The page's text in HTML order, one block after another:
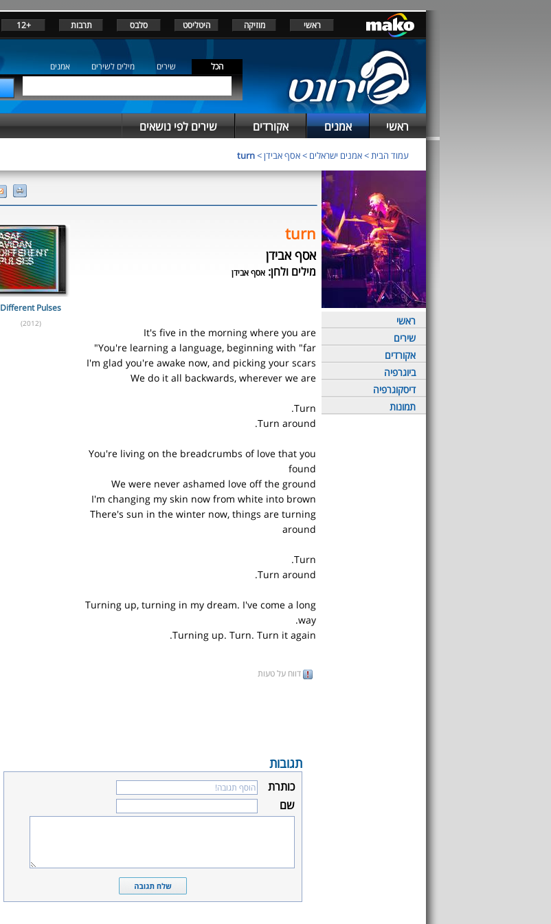
ראשי מוזיקה היטליסט סלבס תרבות +12
הכל שירים מילים לשירים אמנים
ראשי אמנים אקורדים שירים לפי נושאים
עמוד הבית>אמנים ישראלים >אסף אבידן>
turn
ראשי
שירים
אקורדים
ביוגרפיה
דיסקוגרפיה
תמונות
turn
אסף אבידן
מילים ולחן: אסף אבידן
It's five in the morning where you are
You're learning a language, beginning with "far"
I'm glad you're awake now, and picking your scars
We do it all backwards, wherever we are
Turn.
Turn around.
You're living on the breadcrumbs of love that you
found
We were never ashamed love off the ground
I'm changing my skin now from white into brown
There's sun in the winter now, things are turning
around
Turn.
Turn around.
Turning up, turning in my dream. I've come a long
way.
Turning up. Turn. Turn it again.
Different Pulses
(2012)
דווח על טעות
תגובות
כותרת
שם